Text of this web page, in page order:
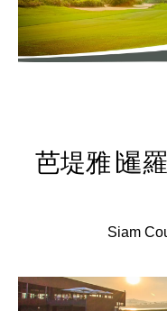
芭堤雅∣ 暹
Siam